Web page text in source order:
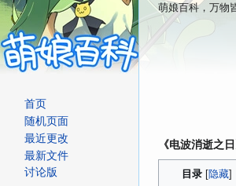
萌娘百科，万物
跳跳
《电波消逝之日
目录
首页
随机页面
最近更改
最新文件
讨论版